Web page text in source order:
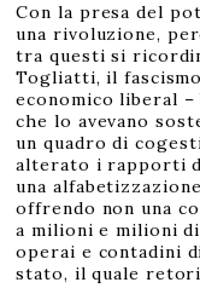
Con la presa del
una rivoluzione,
tra questi si
Togliatti, il
economico liberal
che lo avevano
un quadro di
alterato i rapporti
una
offrendo non una
a milioni e milioni
operai e contadini
stato, il quale